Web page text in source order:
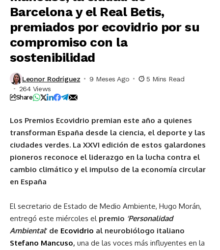
Barcelona y el Real Betis,
premiados por ecovidrio por su
compromiso con la
sostenibilidad
Leonor Rodríguez 9 Meses Ago
5 Mins Read
264 Views
Share
Los Premios Ecovidrio premian este año a quienes
transforman España desde la ciencia, el deporte y las
ciudades verdes. La XXVI edición de estos galardones
pioneros reconoce el liderazgo en la lucha contra el
cambio climático y el impulso de la economía circular
en España
El secretario de Estado de Medio Ambiente, Hugo Morán,
entregó este miércoles el premio ‘Personalidad
Ambiental‘ de Ecovidrio al neurobiólogo italiano
Stefano Mancuso, una de las voces más influyentes en la